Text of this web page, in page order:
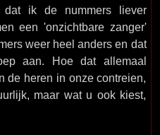
dat ik de nummers liever
een 'onzichtbare zanger'
weer heel anders en dat
aan. Hoe dat allemaal
de heren in onze contreien,
maar wat u ook kiest,